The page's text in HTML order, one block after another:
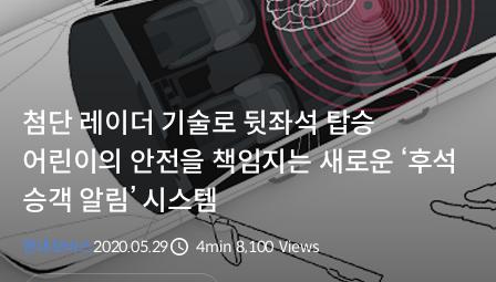
첨단 레이더 기술로 뒷좌석 탑승
어린이의 안전을 책임지는 새로운 ‘후석
승객 알림’ 시스템
현대모비스2020.05.29
4min
조회수
8,100 Views